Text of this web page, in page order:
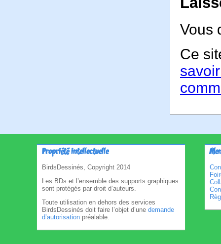
Vous
Ce
Propriété intellectuelle
BirdsDessinés, Copyright 2014
Les BDs et l’ensemble des supports graphiques
sont protégés par droit d’auteurs.
Toute utilisation en dehors des services
BirdsDessinés doit faire l’objet d’une demande
d’autorisation préalable.